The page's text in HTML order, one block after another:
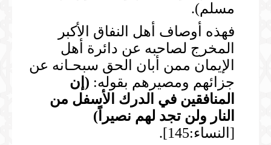
مسلم).
فهذه أوصاف أهل النفاق الأكبر
المخرج لصاحبه عن دائرة أهل
الإيمان ممن أبان الحق سبحـانه عن
جزائهم ومصيرهم بقوله: ( إن
المنافقين في الدرك الأسفل من
النار ولن تجد لهم نصيراً )
[النساء:145].